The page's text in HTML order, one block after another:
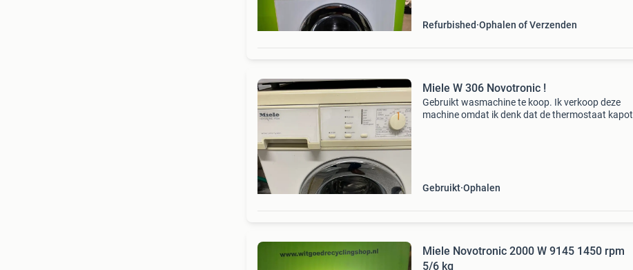
Refurbished Ophalen of Verzenden
Miele W 306 Novotronic !
Gebruikt wasmachine te koop. Ik verkoop deze
machine omdat ik denk dat de thermostaat kapot
Gebruikt Ophalen
Miele Novotronic 2000 W 9145 1450 rpm
5/6 kg